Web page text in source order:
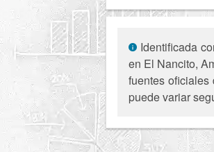
Identificada
en El Nancito,
fuentes
puede variar